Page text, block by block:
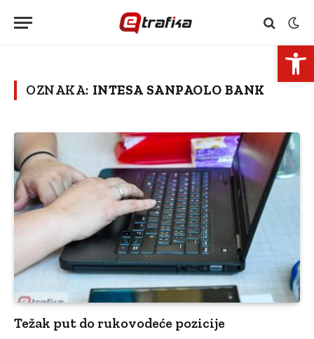
OZNAKA: INTESA SANPAOLO BANK
Težak put do rukovodeće pozicije